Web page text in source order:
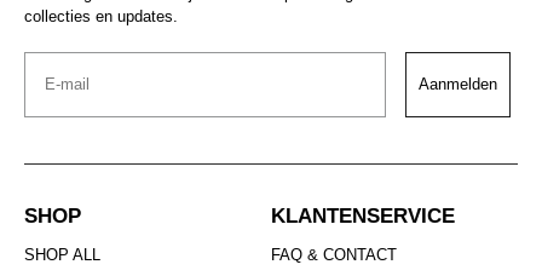
collecties en updates.
Email
Aanmelden
SHOP
SHOP ALL
KLANTENSERVICE
FAQ & CONTACT